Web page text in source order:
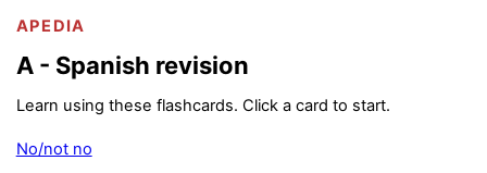
APEDIA
A - Spanish revision
Learn using these flashcards. Click a card to start.
No/not no